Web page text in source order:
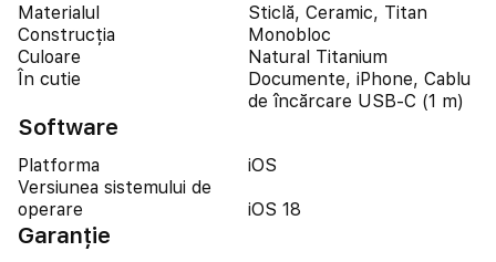
Materialul
Sticlă, Ceramic, Titan
Construcția
Monobloc
Culoare
Natural Titanium
În cutie
Documente, iPhone, Cablu
de încărcare USB-C (1 m)
Software
Platforma
iOS
Versiunea sistemului de
operare
iOS 18
Garanție